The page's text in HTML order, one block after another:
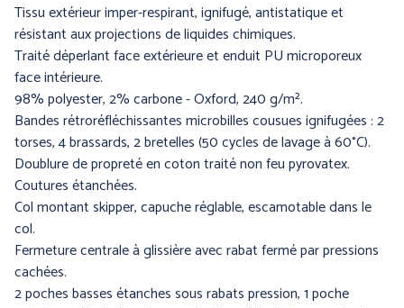
BLS A SOCIO UNICO BP (Bierbaum - Proenen)
CEPOVETT SAS
CHATARD
Tissu extérieur imper-respirant, ignifugé, antistatique et
résistant aux projections de liquides chimiques.
Traité déperlant face extérieure et enduit PU microporeux
face intérieure.
98% polyester, 2% carbone - Oxford, 240 g/m².
Bandes rétroréfléchissantes microbilles cousues ignifugées : 2
torses, 4 brassards, 2 bretelles (50 cycles de lavage à 60°C).
Doublure de propreté en coton traité non feu pyrovatex.
Coutures étanchées.
Col montant skipper, capuche réglable, escamotable dans le
col.
Fermeture centrale à glissière avec rabat fermé par pressions
cachées.
2 poches basses étanches sous rabats pression, 1 poche